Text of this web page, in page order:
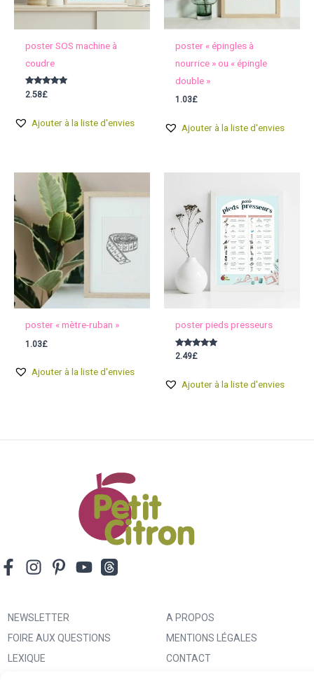
poster SOS machine à
coudre
Note
5.00
2.58£
Ajouter à la liste d'envies
poster « épingles à
nourrice » ou « épingle
double »
1.03£
Ajouter à la liste d'envies
poster « mètre-ruban »
1.03£
Ajouter à la liste d'envies
poster pieds presseurs
Note
4.92
2.49£
Ajouter à la liste d'envies
NEWSLETTER
FOIRE AUX QUESTIONS
LEXIQUE
A PROPOS
MENTIONS LÉGALES
CONTACT